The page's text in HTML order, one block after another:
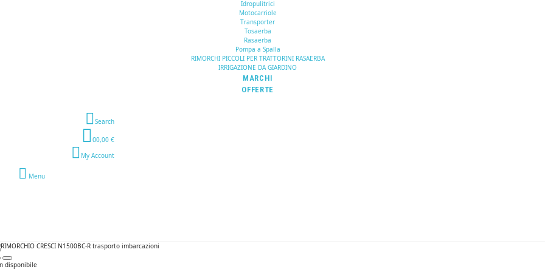
Idropulitrici
Motocarriole
Transporter
Tosaerba
Rasaerba
Pompa a Spalla
RIMORCHI PICCOLI PER TRATTORINI RASAERBA
IRRIGAZIONE DA GIARDINO
MARCHI
OFFERTE
Search
00,00 €
My Account
Menu
disponibile